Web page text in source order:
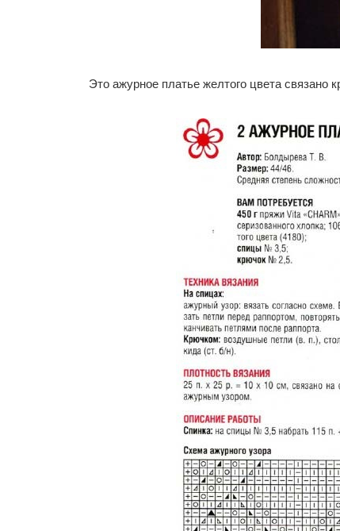
Это ажурное платье желтого цвета связано